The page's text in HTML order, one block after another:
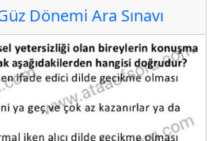
Dönemi Ara Sınavı